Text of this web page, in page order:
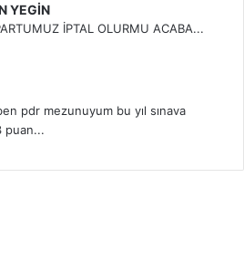
YEGİN
İPTAL OLURMU ACABA...
pdr mezunuyum bu yıl sınava
puan...